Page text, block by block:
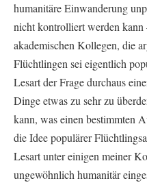
humanitäre Einwanderung
nicht kontrolliert werden
akademischen Kollegen, die
Flüchtlingen sei eigentlich
Lesart der Frage durchaus
Dinge etwas zu sehr zu
kann, was einen bestimmten
die Idee populärer
Lesart unter einigen meiner
ungewöhnlich humanitär